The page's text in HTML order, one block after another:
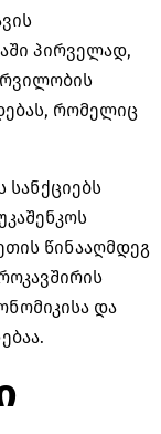
პირველად,
რომელიც
სანქციებს
წინააღმდეგ
და